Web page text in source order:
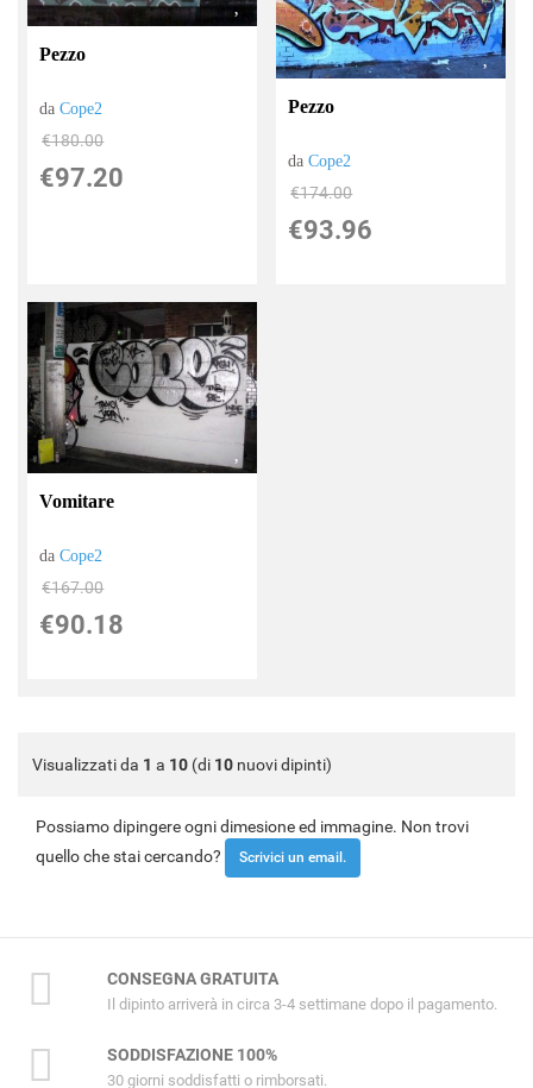
Pezzo
daCope2
€180.00
€97.20
Pezzo
daCope2
€174.00
€93.96
Vomitare
daCope2
€167.00
€90.18
Visualizzati da 1 a 10 (di 10 nuovi dipinti)
Possiamo dipingere ogni dimesione ed immagine. Non trovi
quello che stai cercando?
Scrivici un email.
CONSEGNA GRATUITA
Il dipinto arriverà in circa 3-4 settimane dopo il pagamento.
SODDISFAZIONE 100%
30 giorni soddisfatti o rimborsati.